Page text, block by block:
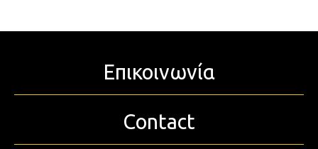
Επικοινωνία
Contact